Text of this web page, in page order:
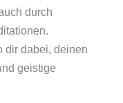
durch
dir dabei, deinen
geistige